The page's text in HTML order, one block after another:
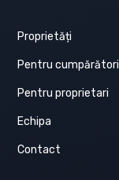
Proprietăți
Pentru cumpărători
Pentru proprietari
Echipa
Contact